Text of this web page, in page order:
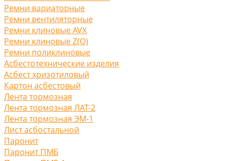
Ремни вариаторные
Ремни вентиляторные
Ремни клиновые AVX
Ремни клиновые Z(O)
Ремни поликлиновые
Асбестотехнические изделия
Асбест хризотиловый
Картон асбестовый
Лента тормозная
Лента тормозная ЛАТ-2
Лента тормозная ЭМ-1
Лист асбостальной
Паронит
Паронит ПМБ